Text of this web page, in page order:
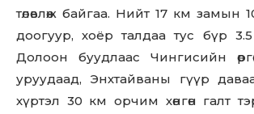
төлөвлөж байгаа. Нийт 17 км замын
доогуур, хоёр талдаа тус бүр
Долоон буудлаас Чингисийн
уруудаад, Энхтайваны гүүр
хүртэл 30 км орчим хөнгөн галт